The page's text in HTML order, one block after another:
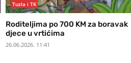
Tuzla i TK
Roditeljima po 700 KM za boravak
djece u vrtićima
26.06.2026. 11:41